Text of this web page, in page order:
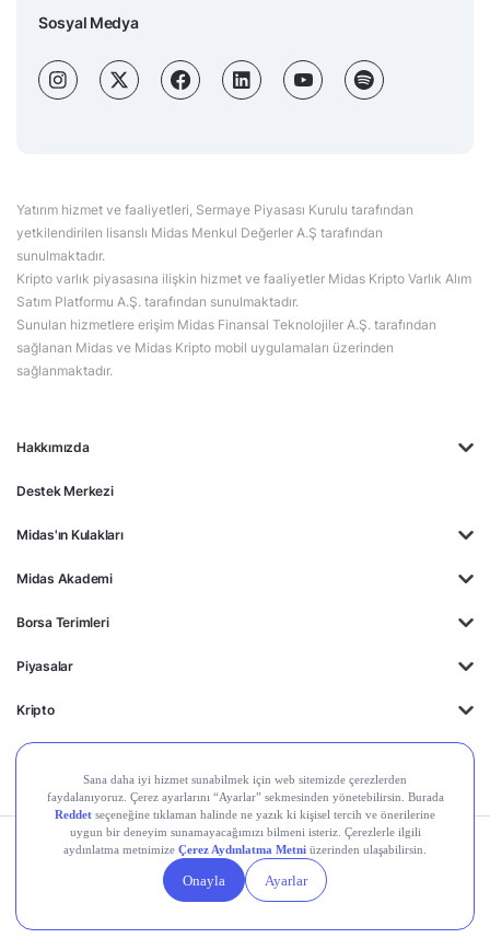
Hakkımızda
Destek Merkezi
Midas'ın Kulakları
Midas Akademi
Borsa Terimleri
Piyasalar
Kripto
Ayrıcalıklar
Sosyal Medya
Yatırım hizmet ve faaliyetleri, Sermaye Piyasası Kurulu tarafından
yetkilendirilen lisanslı Midas Menkul Değerler A.Ş tarafından
sunulmaktadır.
Kripto varlık piyasasına ilişkin hizmet ve faaliyetler Midas Kripto Varlık Alım
Satım Platformu A.Ş. tarafından sunulmaktadır.
Sunulan hizmetlere erişim Midas Finansal Teknolojiler A.Ş. tarafından
sağlanan Midas ve Midas Kripto mobil uygulamaları üzerinden
sağlanmaktadır.
Kişisel Verilerin
Gizlilik
Politikası
Yasal
Duyurular
Çerez